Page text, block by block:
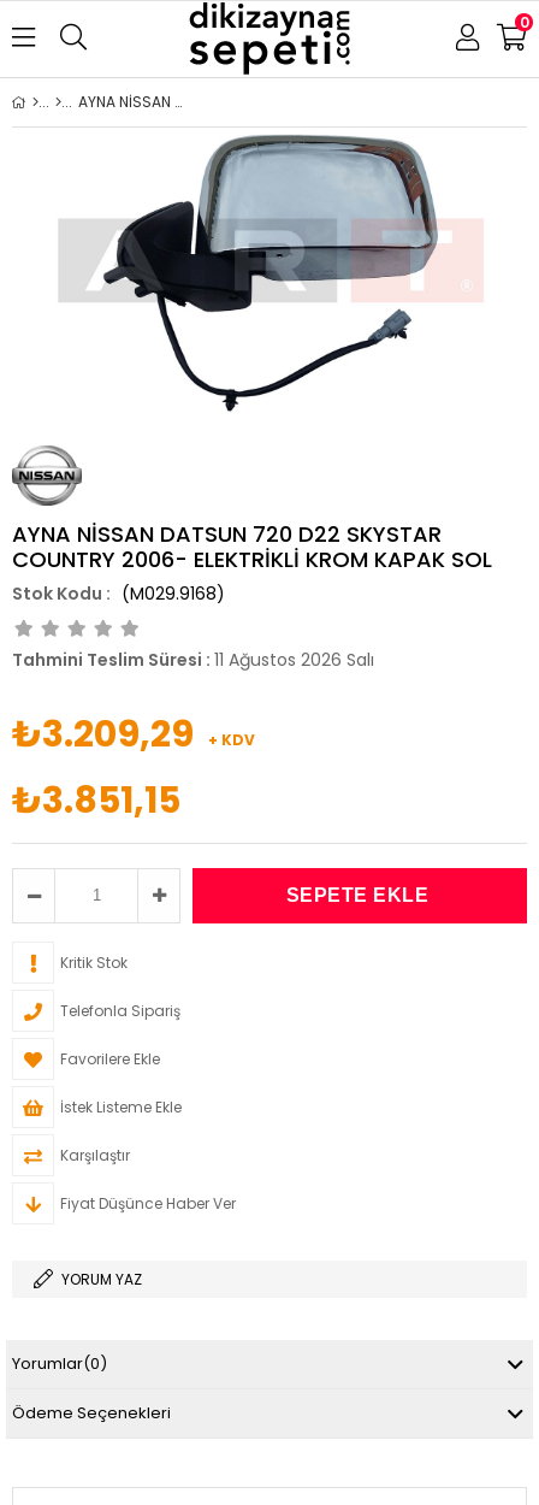
0
AYNA NİSSAN DATSUN 720 D22 SKYSTAR COUNTRY 2006- ELEKTRİKLİ KROM KAPAK SOL
AYNA NİSSAN DATSUN 720 D22 SKYSTAR
COUNTRY 2006- ELEKTRİKLİ KROM KAPAK SOL
(M029.9168)
Tahmini Teslim Süresi : 11 Ağustos 2026 Salı
₺3.209,29 + KDV
₺3.851,15
Kritik Stok
Telefonla Sipariş
Favorilere Ekle
İstek Listeme Ekle
Karşılaştır
Fiyat Düşünce Haber Ver
YORUM YAZ
Yorumlar(0)
Ödeme Seçenekleri